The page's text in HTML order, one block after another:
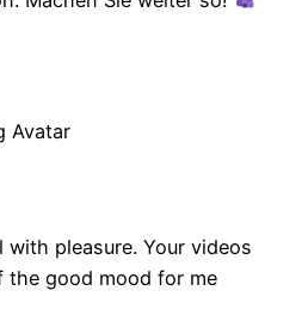
pleasure. Your videos
the good mood for me